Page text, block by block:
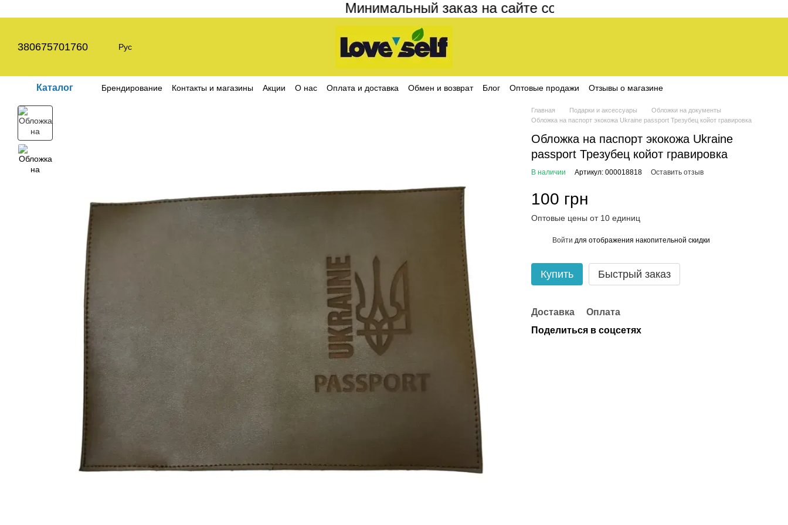
Минимальный заказ на сайте составляет 200 грн
380675701760 Рус
Каталог Брендирование Контакты и магазины Акции О нас Оплата и доставка Обмен и возврат Блог Оптовые продажи
Отзывы о магазине
Главная Подарки и аксессуары
Обложки на документы
Обложка на паспорт экокожа Ukraine passport Трезубец койот гравировка
Обложка на паспорт экокожа Ukraine
passport Трезубец койот гравировка
В наличии Артикул: 000018818 Оставить отзыв
100 грн
Оптовые цены от 10 единиц
Войти для отображения накопительной скидки
Купить Быстрый заказ
Доставка
Оплата
Поделиться в соцсетях